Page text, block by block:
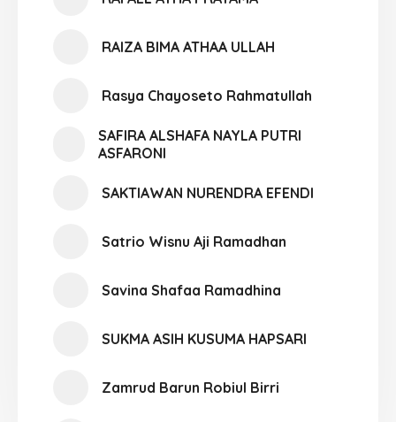
RAIZA BIMA ATHAA ULLAH
Rasya Chayoseto Rahmatullah
SAFIRA ALSHAFA NAYLA PUTRI
ASFARONI
SAKTIAWAN NURENDRA EFENDI
Satrio Wisnu Aji Ramadhan
Savina Shafaa Ramadhina
SUKMA ASIH KUSUMA HAPSARI
Zamrud Barun Robiul Birri